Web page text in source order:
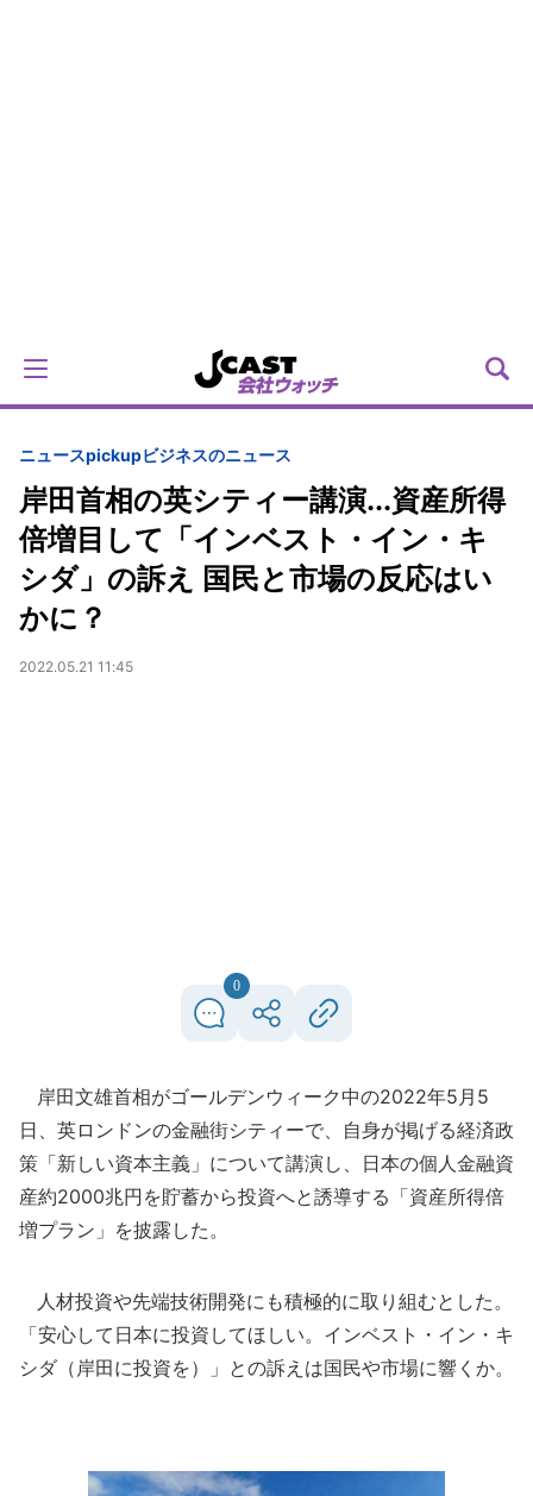
ニュースpickupビジネスのニュース
岸田首相の英シティー講演...資産所得
倍増目して「インベスト・イン・キ
シダ」の訴え 国民と市場の反応はい
かに？
2022.05.21 11:45
0
岸田文雄首相がゴールデンウィーク中の2022年5月5
日、英ロンドンの金融街シティーで、自身が掲げる経済政
策「新しい資本主義」について講演し、日本の個人金融資
産約2000兆円を貯蓄から投資へと誘導する「資産所得倍
増プラン」を披露した。
人材投資や先端技術開発にも積極的に取り組むとした。
「安心して日本に投資してほしい。インベスト・イン・キ
シダ（岸田に投資を）」との訴えは国民や市場に響くか。